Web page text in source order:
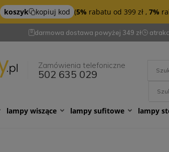
koszyk kopiuj kod (5% rabatu od 399 zł , 7%
darmowa dostawa powyżej 349 zł
Zamówienia telefoniczne
502 635 029
lampy wiszące lampy sufitowe lampy